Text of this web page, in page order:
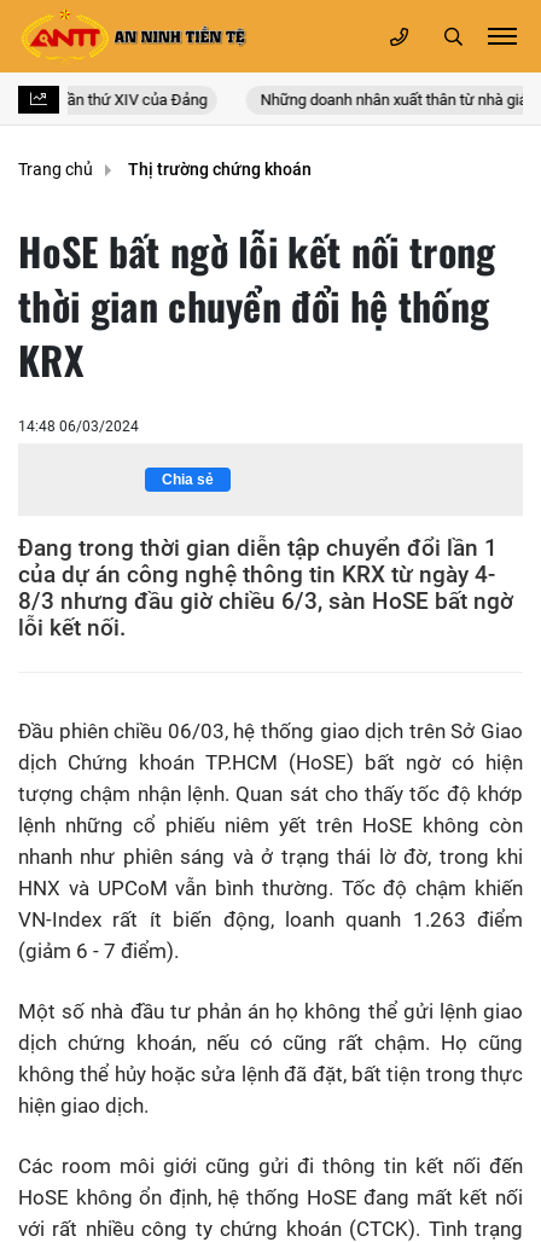
quốc lần thứ XIV của Đảng Những doanh nhân xuất thân từ nhà giáo
Trang chủ Thị trường chứng khoán
HoSE bất ngờ lỗi kết nối trong
thời gian chuyển đổi hệ thống
KRX
14:48 06/03/2024
Chia sẻ
Đang trong thời gian diễn tập chuyển đổi lần 1
của dự án công nghệ thông tin KRX từ ngày 4-
8/3 nhưng đầu giờ chiều 6/3, sàn HoSE bất ngờ
lỗi kết nối.
Đầu phiên chiều 06/03, hệ thống giao dịch trên Sở Giao
dịch Chứng khoán TP.HCM (HoSE) bất ngờ có hiện
tượng chậm nhận lệnh. Quan sát cho thấy tốc độ khớp
lệnh những cổ phiếu niêm yết trên HoSE không còn
nhanh như phiên sáng và ở trạng thái lờ đờ, trong khi
HNX và UPCoM vẫn bình thường. Tốc độ chậm khiến
VN-Index rất ít biến động, loanh quanh 1.263 điểm
(giảm 6 - 7 điểm).
Một số nhà đầu tư phản án họ không thể gửi lệnh giao
dịch chứng khoán, nếu có cũng rất chậm. Họ cũng
không thể hủy hoặc sửa lệnh đã đặt, bất tiện trong thực
hiện giao dịch.
Các room môi giới cũng gửi đi thông tin kết nối đến
HoSE không ổn định, hệ thống HoSE đang mất kết nối
với rất nhiều công ty chứng khoán (CTCK). Tình trạng